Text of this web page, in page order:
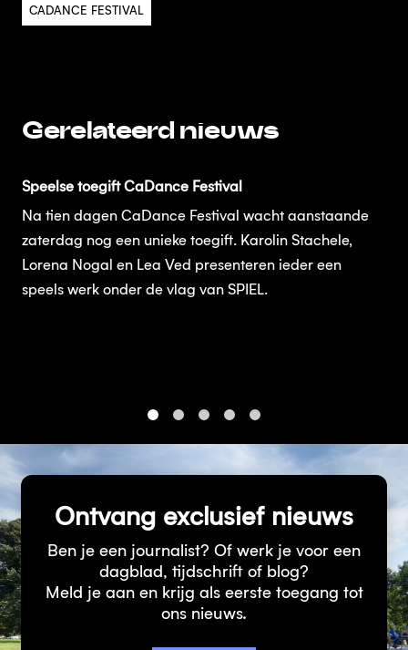
CADANCE FESTIVAL
Gerelateerd nieuws
Speelse toegift CaDance Festival
Na tien dagen CaDance Festival wacht aanstaande
zaterdag nog een unieke toegift. Karolin Stachele,
Lorena Nogal en Lea Ved presenteren ieder een
speels werk onder de vlag van SPIEL.
Ontvang exclusief nieuws
Ben je een journalist? Of werk je voor een
dagblad, tijdschrift of blog?
Meld je aan en krijg als eerste toegang tot
ons nieuws.